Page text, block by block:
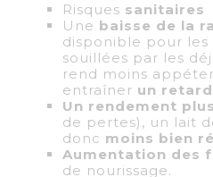
Risques sanitaires
Une baisse de la
disponible pour les
souillées par les
rend moins
entraîner un
Un rendement
de pertes), un lait
donc moins bien
Aumentation des
de nourissage.